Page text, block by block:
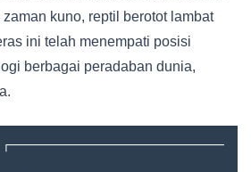
kuno, reptil berotot lambat
ini telah menempati posisi
berbagai peradaban dunia,